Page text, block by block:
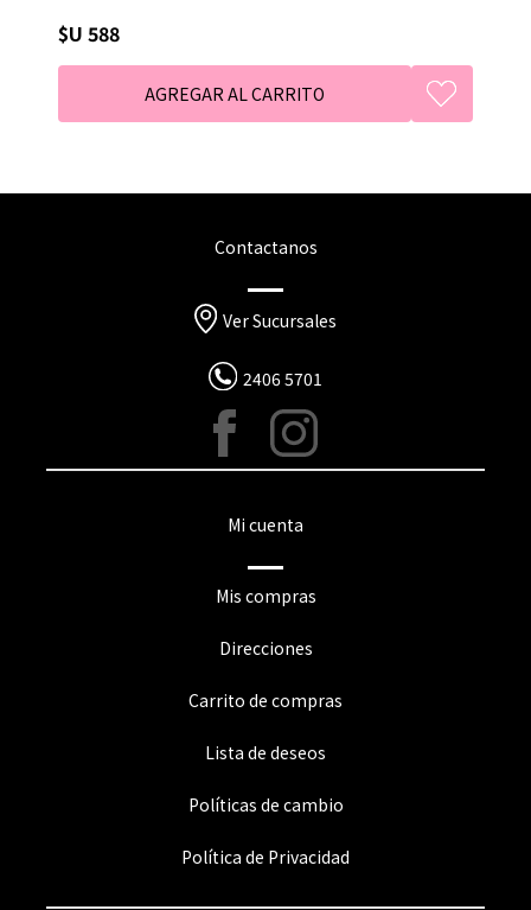
$U 588
Contactanos
Ver Sucursales
2406 5701
Mi cuenta
Mis compras
Direcciones
Carrito de compras
Lista de deseos
Políticas de cambio
Política de Privacidad